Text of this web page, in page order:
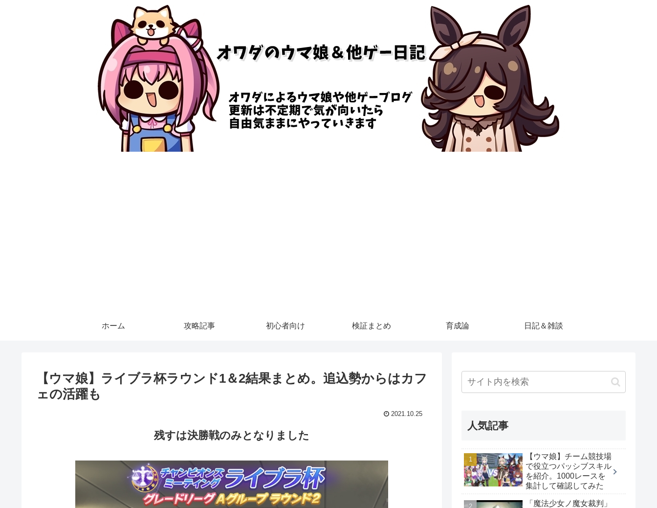
ホーム 攻略記事 初心者向け 検証まとめ 育成論 日記＆雑談
【ウマ娘】ライブラ杯ラウンド1＆2結果まとめ。追込勢からはカフ
ェの活躍も
2021.10.25
残すは決勝戦のみとなりました
人気記事
【ウマ娘】チーム競技場
で役立つパッシブスキル
を紹介。1000レースを
集計して確認してみた
「魔法少女ノ魔女裁判」